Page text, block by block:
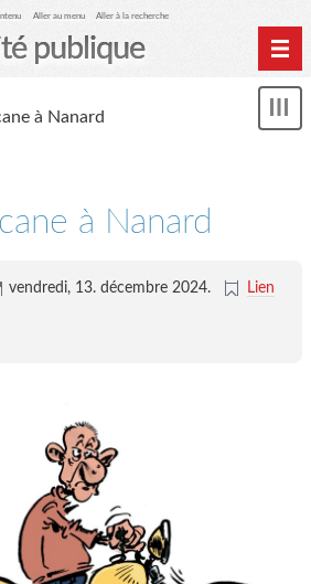
Aller au menu Aller à la recherche
publique
à Nanard
à Nanard
vendredi, 13. décembre 2024.
Lien